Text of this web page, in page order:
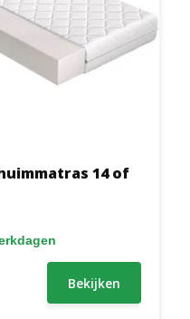
14 of
Bekijken